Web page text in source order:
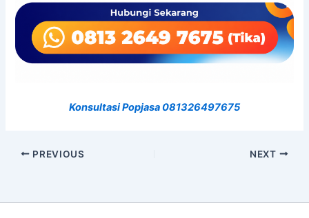
Konsultasi Popjasa 081326497675
PREVIOUS NEXT